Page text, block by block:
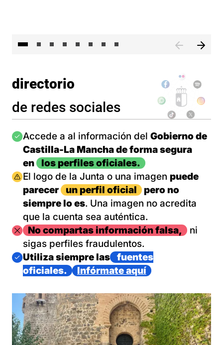
directorio
de redes sociales
Imagen
Accede a al información del Gobierno de
Castilla-La Mancha de forma segura
en
los perfiles oficiales.
Imagen
El logo de la Junta o una imagen puede
parecer
un perfil oficial
pero no
siempre lo es. Una imagen no acredita
que la cuenta sea auténtica.
ImagenNo compartas información falsa,
ni
sigas perfiles fraudulentos.
Imagen
Utiliza siempre las
fuentes
oficiales.
Infórmate aquí